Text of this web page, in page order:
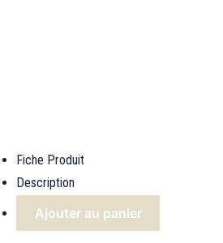
Fiche Produit
Description
Ajouter au panier